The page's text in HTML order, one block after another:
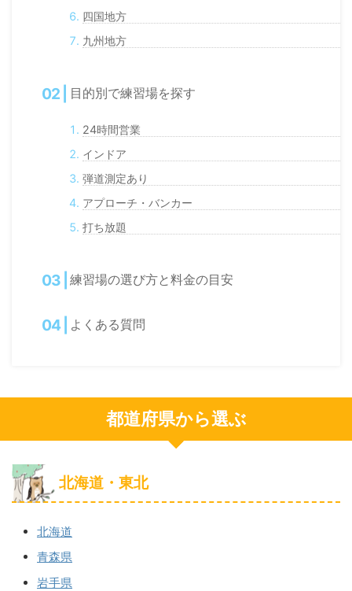
四国地方
九州地方
目的別で練習場を探す
24時間営業
インドア
弾道測定あり
アプローチ・バンカー
打ち放題
練習場の選び方と料金の目安
よくある質問
都道府県から選ぶ
北海道・東北
北海道
青森県
岩手県